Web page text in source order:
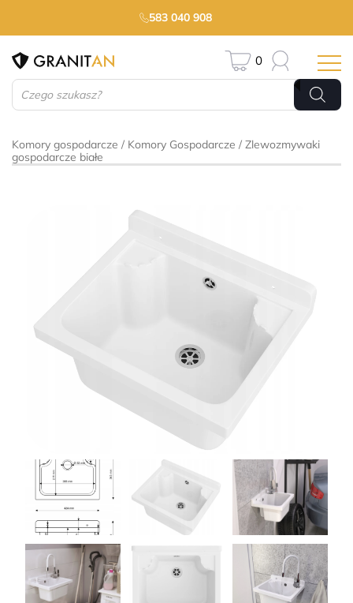
583 040 908
Wyszukiwarka
produktów
0
Komory gospodarcze Komory Gospodarcze
Zlewozmywaki
gospodarcze białe